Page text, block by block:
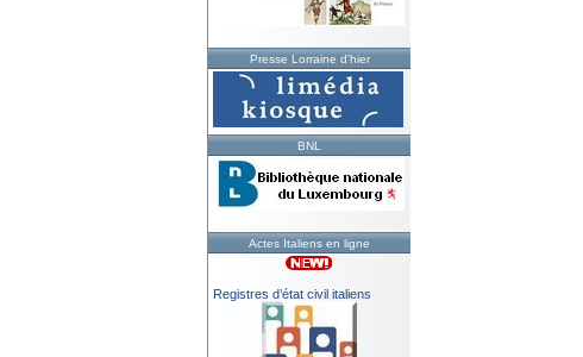
Presse Lorraine d'hier
BNL
Actes Italiens en ligne
Registres d’état civil italiens